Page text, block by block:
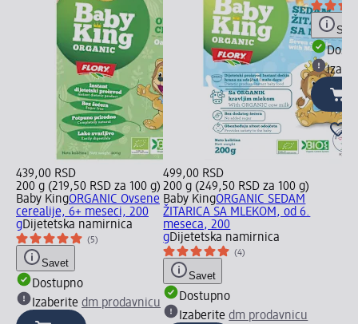
439,00 RSD
200 g (219,50 RSD za 100 g)
Baby KingORGANIC Ovsene
cerealije, 6+ meseci, 200
gDijetetska namirnica
(5)
Savet
Dostupno
Izaberite dm prodavnicu
499,00 RSD
200 g (249,50 RSD za 100 g)
Baby KingORGANIC SEDAM
ŽITARICA SA MLEKOM, od 6.
meseca, 200
gDijetetska namirnica
(4)
Savet
Dostupno
Izaberitedm prodavnicu